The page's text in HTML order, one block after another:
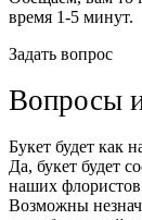
время 1-5 минут.
Задать вопрос
Вопросы
Букет будет как
Да, букет будет
наших
Возможны